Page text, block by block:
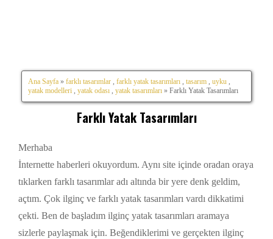
Ana Sayfa » farklı tasarımlar farklı yatak tasarımları tasarım uyku
yatak modelleri
yatak odası yatak tasarımları » Farklı Yatak Tasarımları
Farklı Yatak Tasarımları
Merhaba
İnternette haberleri okuyordum. Aynı site içinde oradan oraya
tıklarken farklı tasarımlar adı altında bir yere denk geldim,
açtım. Çok ilginç ve farklı yatak tasarımları vardı dikkatimi
çekti. Ben de başladım ilginç yatak tasarımları aramaya
sizlerle paylaşmak için. Beğendiklerimi ve gerçekten ilginç